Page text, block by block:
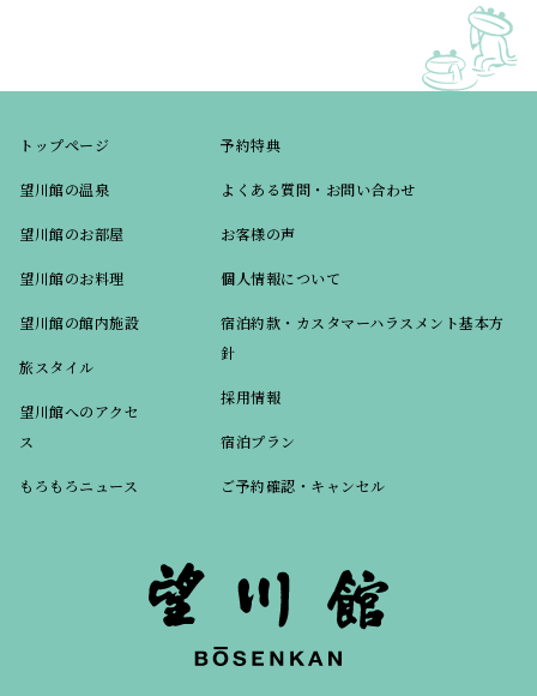
トップページ
望川館の温泉
望川館のお部屋
望川館のお料理
望川館の館内施設
旅スタイル
望川館へのアクセ
ス
もろもろニュース
予約特典
よくある質問・お問い合わせ
お客様の声
個人情報について
宿泊約款・カスタマーハラスメント基本方
針
採用情報
宿泊プラン
ご予約確認・キャンセル